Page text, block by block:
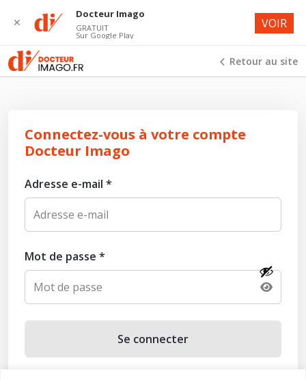
Retour au site
Connectez-vous à votre compte
Docteur Imago
Adresse e-mail *
Mot de passe *
Se connecter
✕
Docteur Imago
GRATUIT
Sur Google Play
VOIR